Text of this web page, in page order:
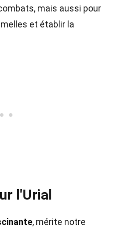
mais aussi pour
et établir la
l'Urial
, mérite notre